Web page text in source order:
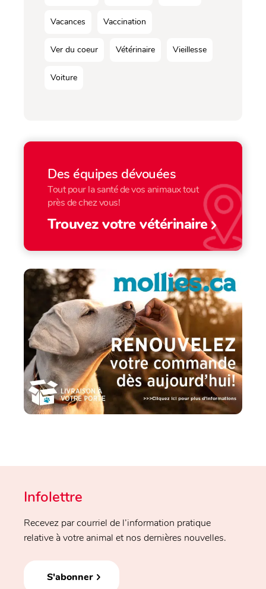
Vacances Vaccination
Ver du coeur Vétérinaire Vieillesse
Voiture
Des équipes dévouées
Tout pour la santé de vos animaux tout
près de chez vous!
Trouvez votre vétérinaire
Infolettre
Recevez par courriel de l’information pratique
relative à votre animal et nos dernières nouvelles.
S'abonner